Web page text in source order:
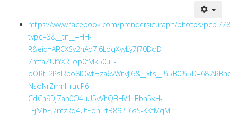
https://www.facebook.com/prendersicurapn/photos/
type=3&__tn__=HH-
R&eid=ARCXSy2hAd7i6LoqXyyLy7f70DdD-
7ntfaZUtYXRLop0fMk50uT-
NsoNrZmnHruuP6-
CdCh9Dj7an0O4uU5vVhQBHV1_Ebh5xH-
_FjMbEJ7mzRd4UfEqn_rtB89PL6sS-KKfMqM